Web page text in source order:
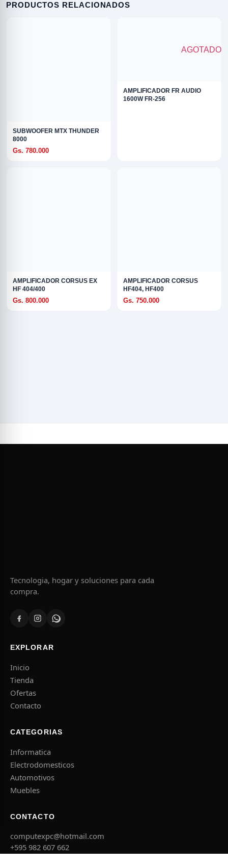
PRODUCTOS RELACIONADOS
SUBWOOFER MTX THUNDER
8000
Gs. 780.000
AGOTADO
AMPLIFICADOR FR AUDIO
1600W FR-256
AMPLIFICADOR CORSUS EX
HF 404/400
Gs. 800.000
AMPLIFICADOR CORSUS
HF404, HF400
Gs. 750.000
Tecnologia, hogar y soluciones para cada
compra.
EXPLORAR
Inicio
Tienda
Ofertas
Contacto
CATEGORIAS
Informatica
Electrodomesticos
Automotivos
Muebles
CONTACTO
computexpc@hotmail.com
+595 982 607 662